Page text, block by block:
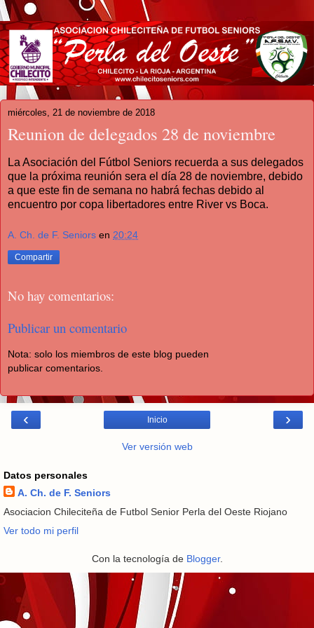
miércoles, 21 de noviembre de 2018
Reunion de delegados 28 de noviembre
La Asociación del Fútbol Seniors recuerda a sus delegados
que la próxima reunión sera el día 28 de noviembre, debido
a que este fin de semana no habrá fechas debido al
encuentro por copa libertadores entre River vs Boca.
A. Ch. de F. Seniors en 20:24
Compartir
No hay comentarios:
Publicar un comentario
Nota: solo los miembros de este blog pueden
publicar comentarios.
‹ ›
Inicio
Ver versión web
Datos personales
A. Ch. de F. Seniors
Asociacion Chileciteña de Futbol Senior Perla del Oeste Riojano
Ver todo mi perfil
Con la tecnología de Blogger.